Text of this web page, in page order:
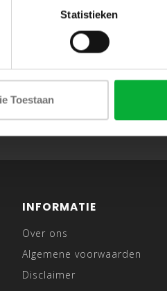
Statistieken
Toestaan
ONZE NIEUWSBRIEF
acties en laatste collecties
INFORMATIE
Over ons
Algemene voorwaarden
Disclaimer